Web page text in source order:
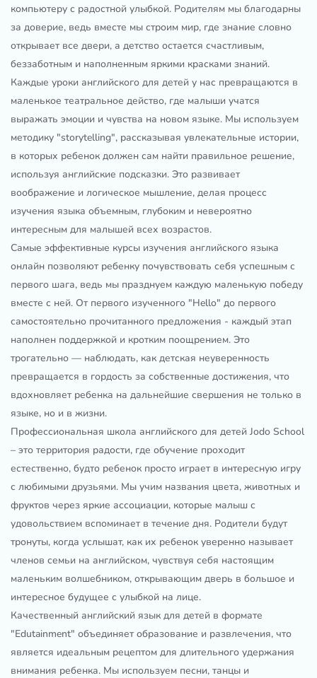
компьютеру с радостной улыбкой. Родителям мы благодарны
за доверие, ведь вместе мы строим мир, где знание словно
открывает все двери, а детство остается счастливым,
беззаботным и наполненным яркими красками знаний.
Каждые уроки английского для детей у нас превращаются в
маленькое театральное действо, где малыши учатся
выражать эмоции и чувства на новом языке. Мы используем
методику "storytelling", рассказывая увлекательные истории,
в которых ребенок должен сам найти правильное решение,
используя английские подсказки. Это развивает
воображение и логическое мышление, делая процесс
изучения языка объемным, глубоким и невероятно
интересным для малышей всех возрастов.
Самые эффективные курсы изучения английского языка
онлайн позволяют ребенку почувствовать себя успешным с
первого шага, ведь мы празднуем каждую маленькую победу
вместе с ней. От первого изученного "Hello" до первого
самостоятельно прочитанного предложения - каждый этап
наполнен поддержкой и кротким поощрением. Это
трогательно — наблюдать, как детская неуверенность
превращается в гордость за собственные достижения, что
вдохновляет ребенка на дальнейшие свершения не только в
языке, но и в жизни.
Профессиональная школа английского для детей Jodo School
– это территория радости, где обучение проходит
естественно, будто ребенок просто играет в интересную игру
с любимыми друзьями. Мы учим названия цвета, животных и
фруктов через яркие ассоциации, которые малыш с
удовольствием вспоминает в течение дня. Родители будут
тронуты, когда услышат, как их ребенок уверенно называет
членов семьи на английском, чувствуя себя настоящим
маленьким волшебником, открывающим дверь в большое и
интересное будущее с улыбкой на лице.
Качественный английский язык для детей в формате
"Edutainment" объединяет образование и развлечения, что
является идеальным рецептом для длительного удержания
внимания ребенка. Мы используем песни, танцы и